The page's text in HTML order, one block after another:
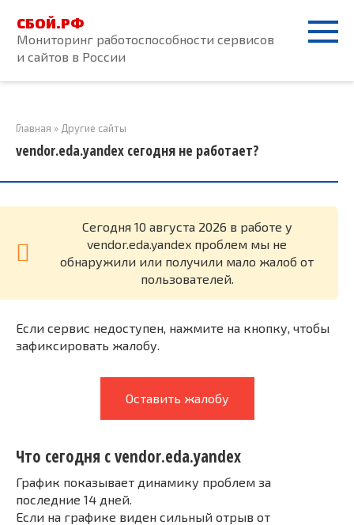
контенту
СБОЙ.РФ
Мониторинг работоспособности сервисов
и сайтов в России
Главная » Другие сайты
vendor.eda.yandex сегодня не работает?
Cегодня 10 августа 2026 в работе у
vendor.eda.yandex проблем мы не
обнаружили или получили мало жалоб от
пользователей.
Если сервис недоступен, нажмите на кнопку, чтобы
зафиксировать жалобу.
Оставить жалобу
Что сегодня с vendor.eda.yandex
График показывает динамику проблем за
последние 14 дней.
Если на графике виден сильный отрыв от